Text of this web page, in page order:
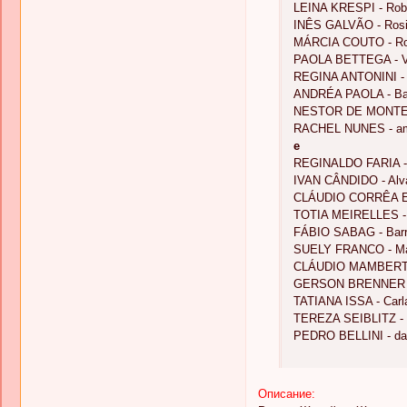
LEINA KRESPI -
INÊS GALVÃO -
MÁRCIA COUTO -
PAOLA BETTEGA -
REGINA ANTONINI
ANDRÉA PAOLA -
NESTOR DE
RACHEL NUNES -
e
REGINALDO FARIA
IVAN CÂNDIDO -
CLÁUDIO CORRÊA
TOTIA MEIRELLES
FÁBIO SABAG -
SUELY FRANCO -
CLÁUDIO
GERSON
TATIANA ISSA -
TEREZA SEIBLITZ
PEDRO BELLINI -
Описание: